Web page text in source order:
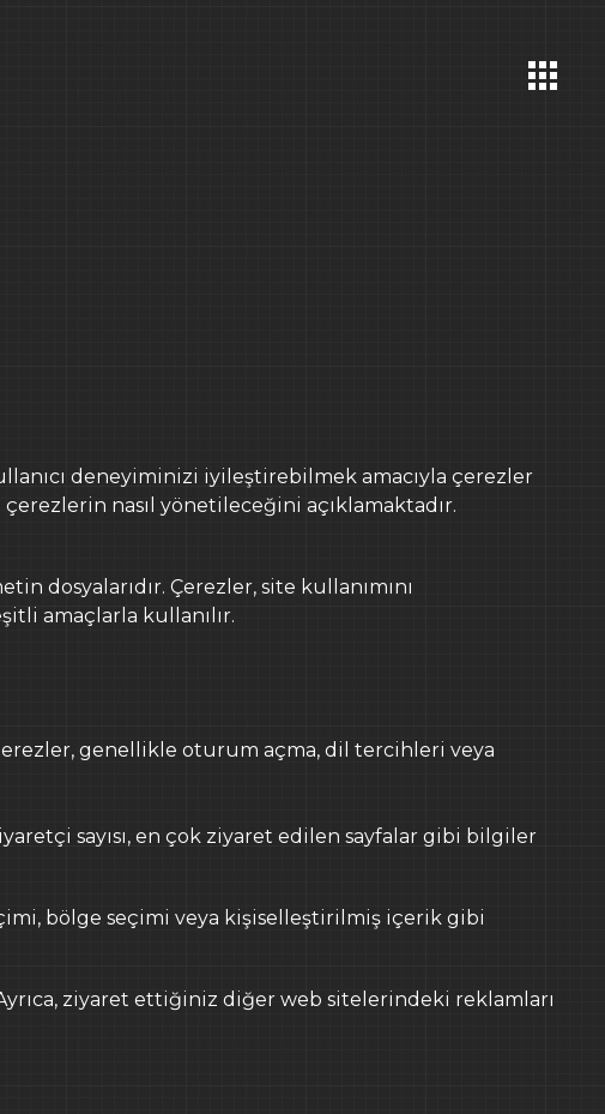
info@ideemimarlikinsaat.com
buraya tıklayarakgerçekleştirebilirsiniz.
deneyiminizi iyileştirebilmek amacıyla çerezler
nasıl yönetileceğini açıklamaktadır.
dosyalarıdır. Çerezler, site kullanımını
amaçlarla kullanılır.
genellikle oturum açma, dil tercihleri veya
sayısı, en çok ziyaret edilen sayfalar gibi bilgiler
bölge seçimi veya kişiselleştirilmiş içerik gibi
ziyaret ettiğiniz diğer web sitelerindeki reklamları